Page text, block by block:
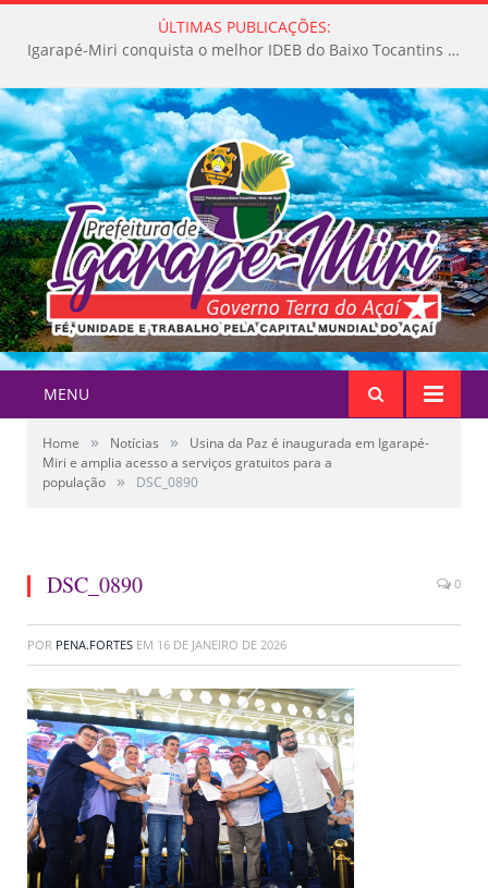
ÚLTIMAS PUBLICAÇÕES:
Igarapé-Miri conquista o melhor IDEB do Baixo Tocantins e avança na qualidade da educação pública
MENU
Home » Notícias »
Usina da Paz é inaugurada em Igarapé-
Miri e amplia acesso a serviços gratuitos para a
população
» DSC_0890
DSC_0890 0
POR PENA.FORTES EM 16 DE JANEIRO DE 2026